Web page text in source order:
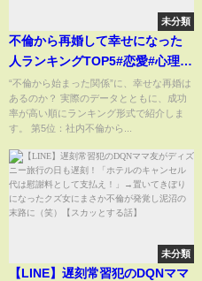
未分類
不倫から再婚して幸せになった
人ランキングTOP5#恋愛#心理学
#shorts
“不倫から始まった関係”に、幸せな再婚は
あるのか？ 実際のデータとともに、成功
率が高い順にランキング形式で紹介しま
す。 第5位：社内不倫から...
未分類
【LINE】遅刻常習犯のDQNママ